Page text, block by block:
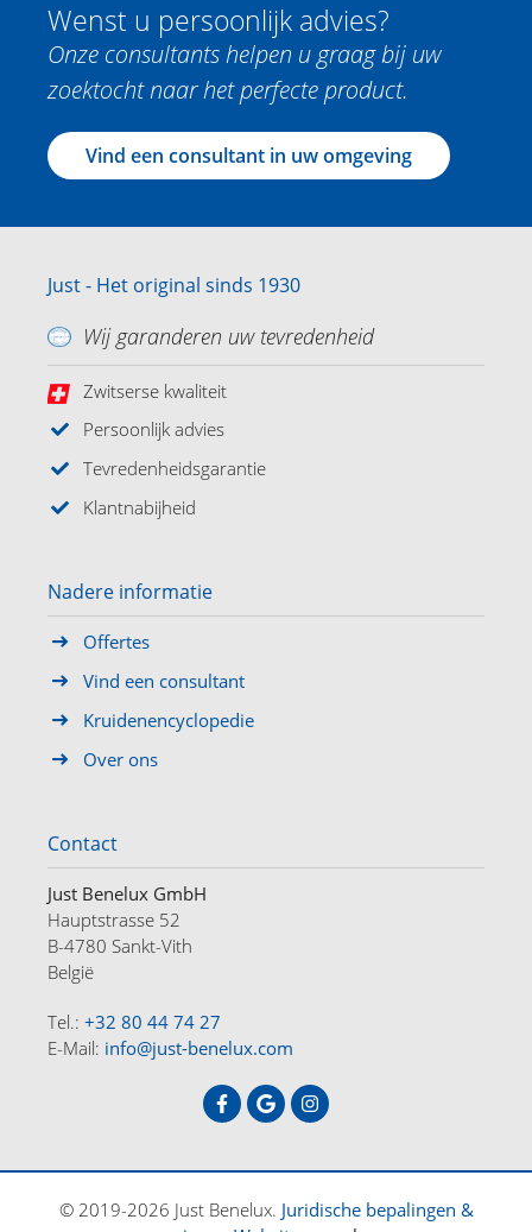
OFFERTES OVER ONS
DE FR NL
Wenst u persoonlijk advies?
Onze consultants helpen u graag bij uw
zoektocht naar het perfecte product.
Vind een consultant in uw omgeving
Just - Het original sinds 1930
Wij garanderen uw tevredenheid
Zwitserse kwaliteit
Persoonlijk advies
Tevredenheidsgarantie
Klantnabijheid
Nadere informatie
Offertes
Vind een consultant
Kruidenencyclopedie
Over ons
Contact
Just Benelux GmbH
Hauptstrasse 52
B-4780 Sankt-Vith
België
Tel.: +32 80 44 74 27
E-Mail: info@just-benelux.com
© 2019-2026 Just Benelux. Juridische bepalingen &